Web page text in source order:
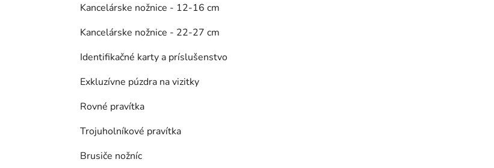
Kancelárske nožnice - 12-16 cm
Kancelárske nožnice - 22-27 cm
Identifikačné karty a príslušenstvo
Exkluzívne púzdra na vizitky
Rovné pravítka
Trojuholníkové pravítka
Brusiče nožníc